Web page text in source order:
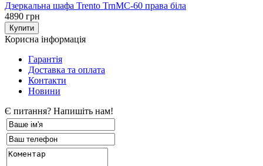
Дзеркальна шафа Trento TrnMC-60 права біла
4890 грн
Корисна інформація
Гарантія
Доставка та оплата
Контакти
Новини
Є питання? Напишіть нам!